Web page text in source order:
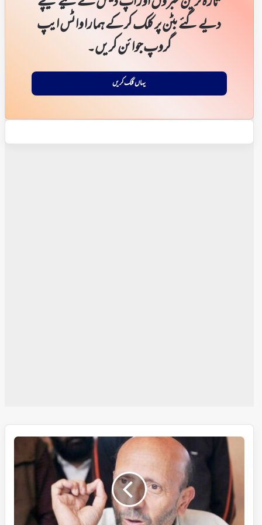
دیے گئے بٹن پر کلک کر کے ہمارا واٹس ایپ
گروپ جوائن کریں۔
یہاں کلک کریں
سری
جموں
کشمیر